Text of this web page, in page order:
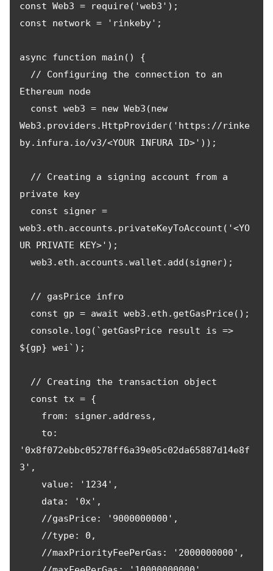
const Web3 = require('web3');
const network = 'rinkeby';
async function main() {
Ethereum node
Web3.providers.HttpProvider('https://rinke
by.infura.io/v3/<YOUR INFURA ID>'));
private key
web3.eth.accounts.privateKeyToAccount('<YO
UR PRIVATE KEY>');
${gp} wei`);
'0x8f072ebbc05278ff6a39e05c02da65887d14e8f
3',